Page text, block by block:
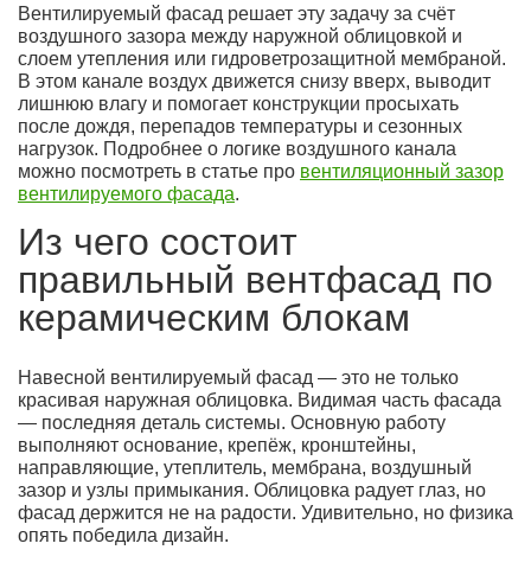
Вентилируемый фасад решает эту задачу за счёт
воздушного зазора между наружной облицовкой и
слоем утепления или гидроветрозащитной мембраной.
В этом канале воздух движется снизу вверх, выводит
лишнюю влагу и помогает конструкции просыхать
после дождя, перепадов температуры и сезонных
нагрузок. Подробнее о логике воздушного канала
можно посмотреть в статье про вентиляционный зазор
вентилируемого фасада.
Из чего состоит
правильный вентфасад по
керамическим блокам
Навесной вентилируемый фасад — это не только
красивая наружная облицовка. Видимая часть фасада
— последняя деталь системы. Основную работу
выполняют основание, крепёж, кронштейны,
направляющие, утеплитель, мембрана, воздушный
зазор и узлы примыкания. Облицовка радует глаз, но
фасад держится не на радости. Удивительно, но физика
опять победила дизайн.